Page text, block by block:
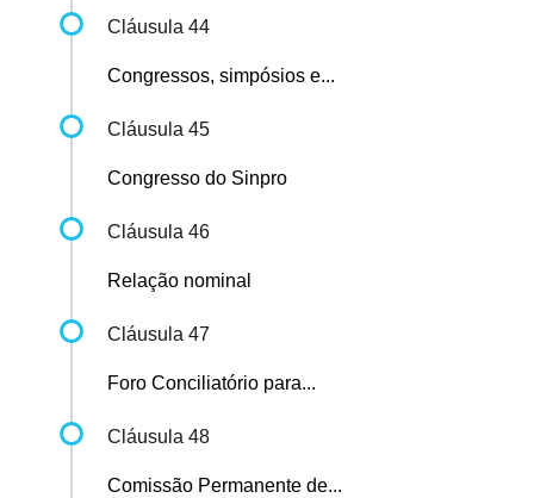
Cláusula 44
Congressos, simpósios e...
Cláusula 45
Congresso do Sinpro
Cláusula 46
Relação nominal
Cláusula 47
Foro Conciliatório para...
Cláusula 48
Comissão Permanente de...